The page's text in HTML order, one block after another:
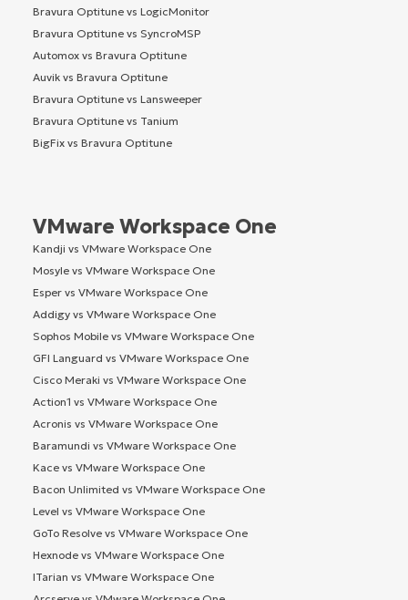
Bravura Optitune vs LogicMonitor
Bravura Optitune vs SyncroMSP
Automox vs Bravura Optitune
Auvik vs Bravura Optitune
Bravura Optitune vs Lansweeper
Bravura Optitune vs Tanium
BigFix vs Bravura Optitune
VMware Workspace One
Kandji vs VMware Workspace One
Mosyle vs VMware Workspace One
Esper vs VMware Workspace One
Addigy vs VMware Workspace One
Sophos Mobile vs VMware Workspace One
GFI Languard vs VMware Workspace One
Cisco Meraki vs VMware Workspace One
Action1 vs VMware Workspace One
Acronis vs VMware Workspace One
Baramundi vs VMware Workspace One
Kace vs VMware Workspace One
Bacon Unlimited vs VMware Workspace One
Level vs VMware Workspace One
GoTo Resolve vs VMware Workspace One
Hexnode vs VMware Workspace One
ITarian vs VMware Workspace One